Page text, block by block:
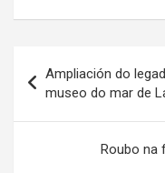
de
entradas
Ampliación do
museo do mar de
Roubo na